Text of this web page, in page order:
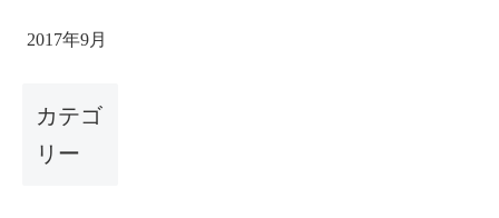
2017年9月
カテゴ
リー